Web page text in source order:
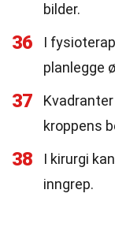
bilder.
36
I
planlegge
37
kroppens
38
I kirurgi
inngrep.